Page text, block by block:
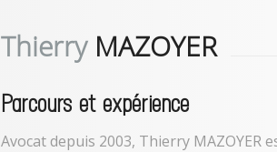
ThierryMAZOYER
Parcours et expérience
Avocat depuis 2003, Thierry MAZOYER